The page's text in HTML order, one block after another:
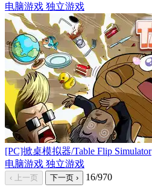
电脑游戏 独立游戏
[PC]掀桌模拟器/Table Flip Simulator
电脑游戏 独立游戏
‹ 上一页 下一页 › 16/970